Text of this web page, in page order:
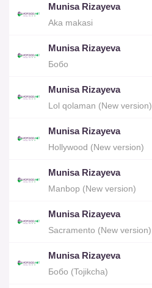
Munisa Rizayeva
Aka makasi
Munisa Rizayeva
Бобо
Munisa Rizayeva
Lol qolaman (New version)
Munisa Rizayeva
Hollywood (New version)
Munisa Rizayeva
Manbop (New version)
Munisa Rizayeva
Sacramento (New version)
Munisa Rizayeva
Бобо (Tojikcha)